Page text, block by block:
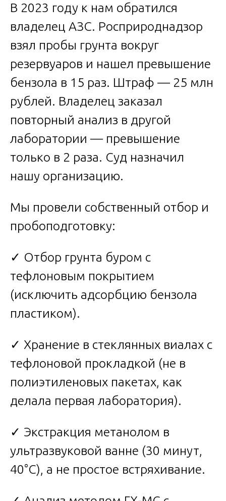
В 2023 году к нам обратился
владелец АЗС. Росприроднадзор
взял пробы грунта вокруг
резервуаров и нашел превышение
бензола в 15 раз. Штраф — 25 млн
рублей. Владелец заказал
повторный анализ в другой
лаборатории — превышение
только в 2 раза. Суд назначил
нашу организацию.
Мы провели собственный отбор и
пробоподготовку:
✓ Отбор грунта буром с
тефлоновым покрытием
(исключить адсорбцию бензола
пластиком).
✓ Хранение в стеклянных виалах с
тефлоновой прокладкой (не в
полиэтиленовых пакетах, как
делала первая лаборатория).
✓ Экстракция метанолом в
ультразвуковой ванне (30 минут,
40°C), а не простое встряхивание.